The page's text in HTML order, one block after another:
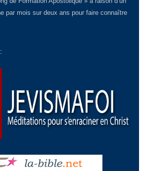
par mois sur deux ans pour faire connaître